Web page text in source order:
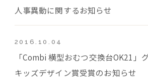
人事異動に関するお知らせ
2016.10.04
「Combi 横型おむつ交換台OK21」
キッズデザイン賞受賞のお知らせ